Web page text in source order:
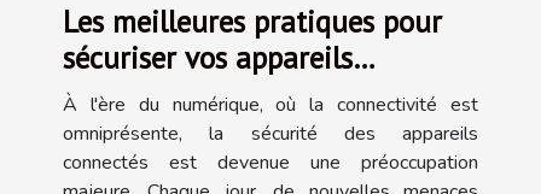
Les meilleures pratiques pour
sécuriser vos appareils
connectés contre les
cyberattaques
À l'ère du numérique, où la connectivité est
omniprésente, la sécurité des appareils
connectés est devenue une préoccupation